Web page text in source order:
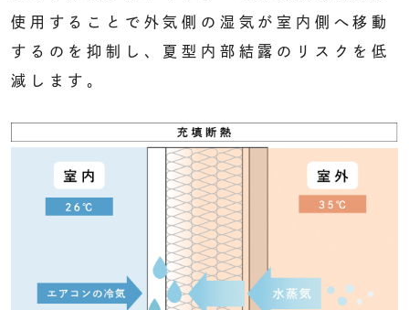
使用することで外気側の湿気が室内側へ移動
するのを抑制し、夏型内部結露のリスクを低
減します。